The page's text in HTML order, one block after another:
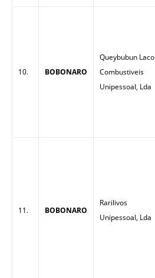
10. BOBONARO
Queybubun Laco
Combustiveis
Unipessoal, Lda
11. BOBONARO
Rarilivos
Unipessoal, Lda